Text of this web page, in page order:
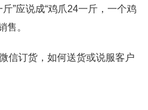
”应说成“鸡爪24一斤，一个鸡
售。
信订货，如何送货或说服客户